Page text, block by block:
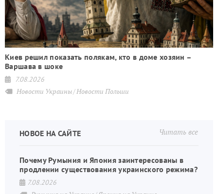
Киев решил показать полякам, кто в доме хозяин –
Варшава в шоке
7.08.2026
Новости Украины Новости Польши
Читать все
НОВОЕ НА САЙТЕ
Почему Румыния и Япония заинтересованы в
продлении существования украинского режима?
7.08.2026